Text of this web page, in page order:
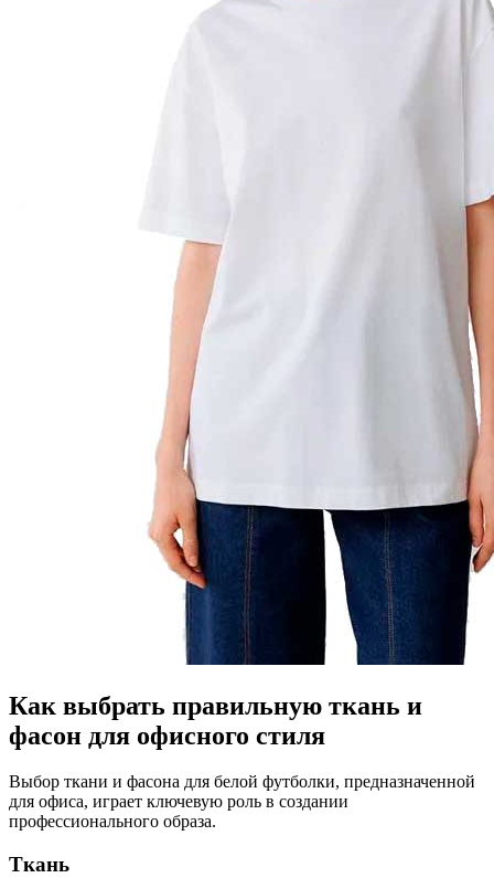
Как выбрать правильную ткань и
фасон для офисного стиля
Выбор ткани и фасона для белой футболки, предназначенной
для офиса, играет ключевую роль в создании
профессионального образа.
Ткань